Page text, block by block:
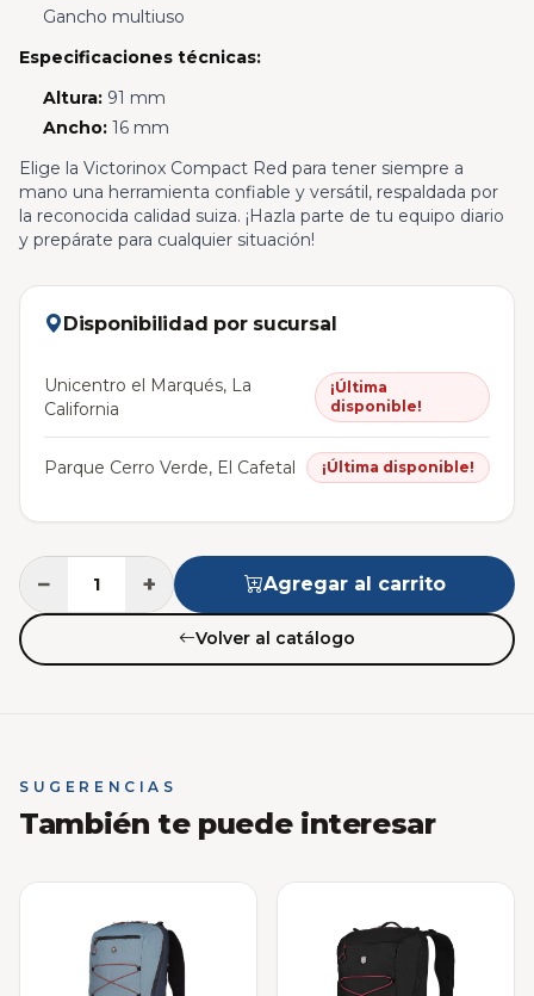
Gancho multiuso
Especificaciones técnicas:
Altura:91 mm
Ancho:16 mm
Elige la Victorinox Compact Red para tener siempre a
mano una herramienta confiable y versátil, respaldada por
la reconocida calidad suiza. ¡Hazla parte de tu equipo diario
y prepárate para cualquier situación!
Disponibilidad por sucursal
Unicentro el Marqués, La
California
¡Última
disponible!
Parque Cerro Verde, El Cafetal ¡Última disponible!
− + Agregar al carrito
Volver al catálogo
SUGERENCIAS
También te puede interesar